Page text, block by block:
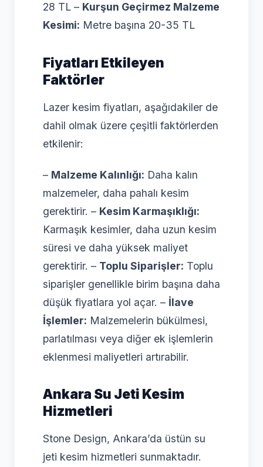
28 TL – Kurşun Geçirmez Malzeme
Kesimi: Metre başına 20-35 TL
Fiyatları Etkileyen
Faktörler
Lazer kesim fiyatları, aşağıdakiler de
dahil olmak üzere çeşitli faktörlerden
etkilenir:
– Malzeme Kalınlığı: Daha kalın
malzemeler, daha pahalı kesim
gerektirir. – Kesim Karmaşıklığı:
Karmaşık kesimler, daha uzun kesim
süresi ve daha yüksek maliyet
gerektirir. – Toplu Siparişler: Toplu
siparişler genellikle birim başına daha
düşük fiyatlara yol açar. – İlave
İşlemler: Malzemelerin bükülmesi,
parlatılması veya diğer ek işlemlerin
eklenmesi maliyetleri artırabilir.
Ankara Su Jeti Kesim
Hizmetleri
Stone Design, Ankara’da üstün su
jeti kesim hizmetleri sunmaktadır.